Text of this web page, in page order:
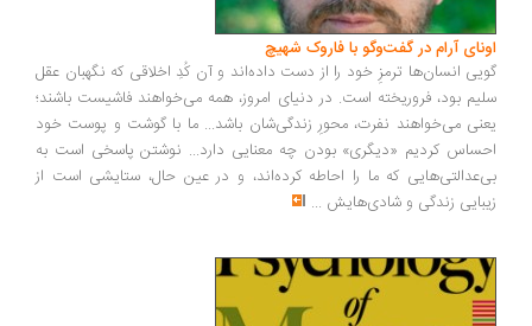
آرام در گفت‌وگو با فاروک شهیچ‭
انسان‌ها ترمزِ خود را از دست داده‌اند و آن کُدِ اخلاقی که نگهبان عقل
بود، فروریخته است. در دنیای امروز، همه می‌خواهند فاشیست باشند؛
می‌خواهند نفرت، محورِ زندگی‌شان باشد... ما با گوشت و پوست خود
کردیم «دیگری» بودن چه معنایی دارد... نوشتن پاسخی است به
که ما را احاطه کرده‌اند، و در عین حال، ستایشی است از
زندگی و شادی‌هایش...